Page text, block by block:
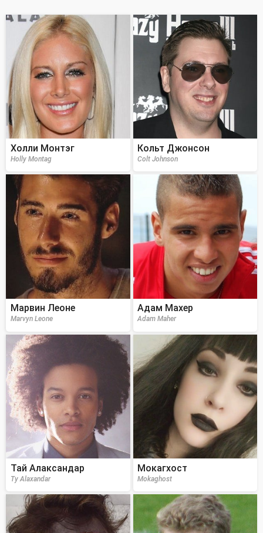
Холли Монтэг
Holly Montag
Кольт Джонсон
Colt Johnson
Марвин Леоне
Marvyn Leone
Адам Махер
Adam Maher
Тай Алаксандар
Ty Alaxandar
Мокагхост
Mokaghost